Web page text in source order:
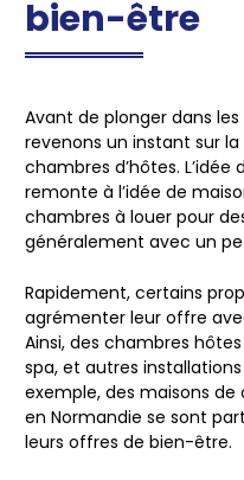
bien-être
Avant de plonger dans
revenons un instant sur
chambres d’hôtes.
remonte à l’idée de
chambres à louer pour
généralement avec un
Rapidement, certains
agrémenter leur offre
Ainsi, des chambres
spa, et autres
exemple, des maisons
en Normandie se sont
leurs offres de bien-être.